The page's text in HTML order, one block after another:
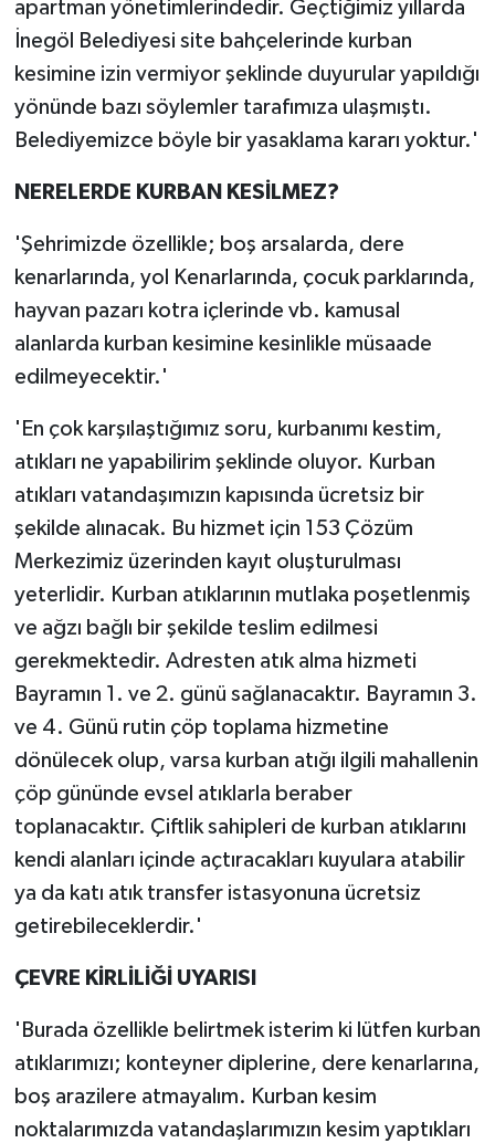
apartman yönetimlerindedir. Geçtiğimiz yıllarda
İnegöl Belediyesi site bahçelerinde kurban
kesimine izin vermiyor şeklinde duyurular yapıldığı
yönünde bazı söylemler tarafımıza ulaşmıştı.
Belediyemizce böyle bir yasaklama kararı yoktur.'
NERELERDE KURBAN KESİLMEZ?
'Şehrimizde özellikle; boş arsalarda, dere
kenarlarında, yol Kenarlarında, çocuk parklarında,
hayvan pazarı kotra içlerinde vb. kamusal
alanlarda kurban kesimine kesinlikle müsaade
edilmeyecektir.'
'En çok karşılaştığımız soru, kurbanımı kestim,
atıkları ne yapabilirim şeklinde oluyor. Kurban
atıkları vatandaşımızın kapısında ücretsiz bir
şekilde alınacak. Bu hizmet için 153 Çözüm
Merkezimiz üzerinden kayıt oluşturulması
yeterlidir. Kurban atıklarının mutlaka poşetlenmiş
ve ağzı bağlı bir şekilde teslim edilmesi
gerekmektedir. Adresten atık alma hizmeti
Bayramın 1. ve 2. günü sağlanacaktır. Bayramın 3.
ve 4. Günü rutin çöp toplama hizmetine
dönülecek olup, varsa kurban atığı ilgili mahallenin
çöp gününde evsel atıklarla beraber
toplanacaktır. Çiftlik sahipleri de kurban atıklarını
kendi alanları içinde açtıracakları kuyulara atabilir
ya da katı atık transfer istasyonuna ücretsiz
getirebileceklerdir.'
ÇEVRE KİRLİLİĞİ UYARISI
'Burada özellikle belirtmek isterim ki lütfen kurban
atıklarımızı; konteyner diplerine, dere kenarlarına,
boş arazilere atmayalım. Kurban kesim
noktalarımızda vatandaşlarımızın kesim yaptıkları